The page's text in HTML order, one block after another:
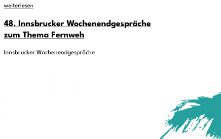
weiterlesen
48. Innsbrucker Wochenendgespräche
zum Thema Fernweh
Innsbrucker Wochenendgespräche